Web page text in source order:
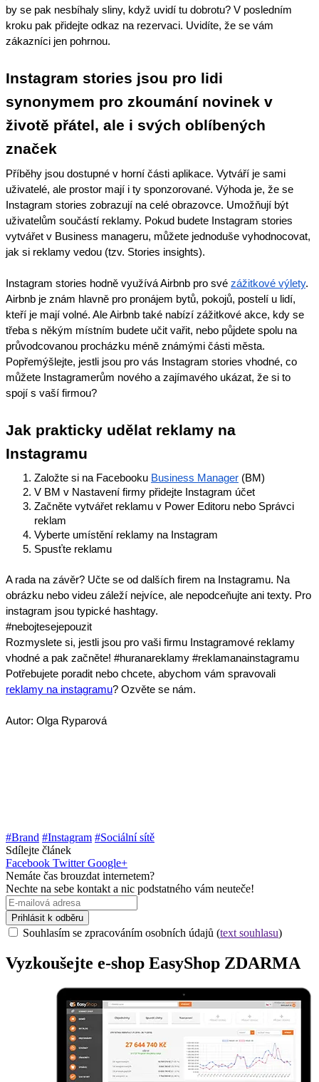
by se pak nesbíhaly sliny, když uvidí tu dobrotu? V posledním
kroku pak přidejte odkaz na rezervaci. Uvidíte, že se vám
zákazníci jen pohrnou.
Instagram stories jsou pro lidi
synonymem pro zkoumání novinek v
životě přátel, ale i svých oblíbených
značek
Příběhy jsou dostupné v horní části aplikace. Vytváří je sami
uživatelé, ale prostor mají i ty sponzorované. Výhoda je, že se
Instagram stories zobrazují na celé obrazovce. Umožňují být
uživatelům součástí reklamy. Pokud budete Instagram stories
vytvářet v Business manageru, můžete jednoduše vyhodnocovat,
jak si reklamy vedou (tzv. Stories insights).
Instagram stories hodně využívá Airbnb pro své zážitkové výlety.
Airbnb je znám hlavně pro pronájem bytů, pokojů, postelí u lidí,
kteří je mají volné. Ale Airbnb také nabízí zážitkové akce, kdy se
třeba s někým místním budete učit vařit, nebo půjdete spolu na
průvodcovanou procházku méně známými části města.
Popřemýšlejte, jestli jsou pro vás Instagram stories vhodné, co
můžete Instagramerům nového a zajímavého ukázat, že si to
spojí s vaší firmou?
Jak prakticky udělat reklamy na
Instagramu
Založte si na Facebooku Business Manager (BM)
V BM v Nastavení firmy přidejte Instagram účet
Začněte vytvářet reklamu v Power Editoru nebo Správci
reklam
Vyberte umístění reklamy na Instagram
Spusťte reklamu
A rada na závěr? Učte se od dalších firem na Instagramu. Na
obrázku nebo videu záleží nejvíce, ale nepodceňujte ani texty. Pro
instagram jsou typické hashtagy.
#nebojtesejepouzit
Rozmyslete si, jestli jsou pro vaši firmu Instagramové reklamy
vhodné a pak začněte! #huranareklamy #reklamanainstagramu
Potřebujete poradit nebo chcete, abychom vám spravovali
reklamy na instagramu? Ozvěte se nám.
Autor: Olga Ryparová
#Brand #Instagram #Sociální sítě
Sdílejte článek
Facebook Twitter Google+
Nemáte čas brouzdat internetem?
Nechte na sebe kontakt a nic podstatného vám neuteče!
Prihlásit k odběru
Souhlasím se zpracováním osobních údajů (text souhlasu)
Vyzkoušejte e-shop EasyShop ZDARMA